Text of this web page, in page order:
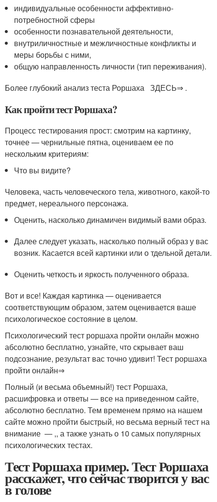
индивидуальные особенности аффективно-
потребностной сферы
особенности познавательной деятельности,
внутриличностные и межличностные конфликты и
меры борьбы с ними,
общую направленность личности (тип переживания).
Более глубокий анализ теста Роршаха ЗДЕСЬ⇒ .
Как пройти тест Роршаха?
Процесс тестирования прост: смотрим на картинку,
точнее — чернильные пятна, оцениваем ее по
нескольким критериям:
Что вы видите?
Человека, часть человеческого тела, животного, какой-то
предмет, нереального персонажа.
Оценить, насколько динамичен видимый вами образ.
Далее следует указать, насколько полный образ у вас
возник. Касается всей картинки или о тдельной детали.
Оценить четкость и яркость полученного образа.
Вот и все! Каждая картинка — оценивается
соответствующим образом, затем оценивается ваше
психологическое состояние в целом.
Психологический тест роршаха пройти онлайн можно
абсолютно бесплатно, узнайте, что скрывает ваш
подсознание, результат вас точно удивит! Тест роршаха
пройти онлайн⇒
Полный (и весьма объемный!) тест Роршаха,
расшифровка и ответы — все на приведенном сайте,
абсолютно бесплатно. Тем временем прямо на нашем
сайте можно пройти быстрый, но весьма верный тест на
внимание — ,, а также узнать о 10 самых популярных
психологических тестах.
Тест Роршаха пример. Тест Роршаха
расскажет, что сейчас творится у вас
в голове